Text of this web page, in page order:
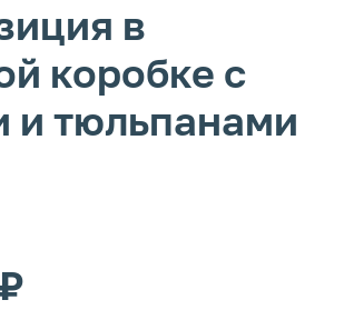
в
коробке с
и тюльпанами